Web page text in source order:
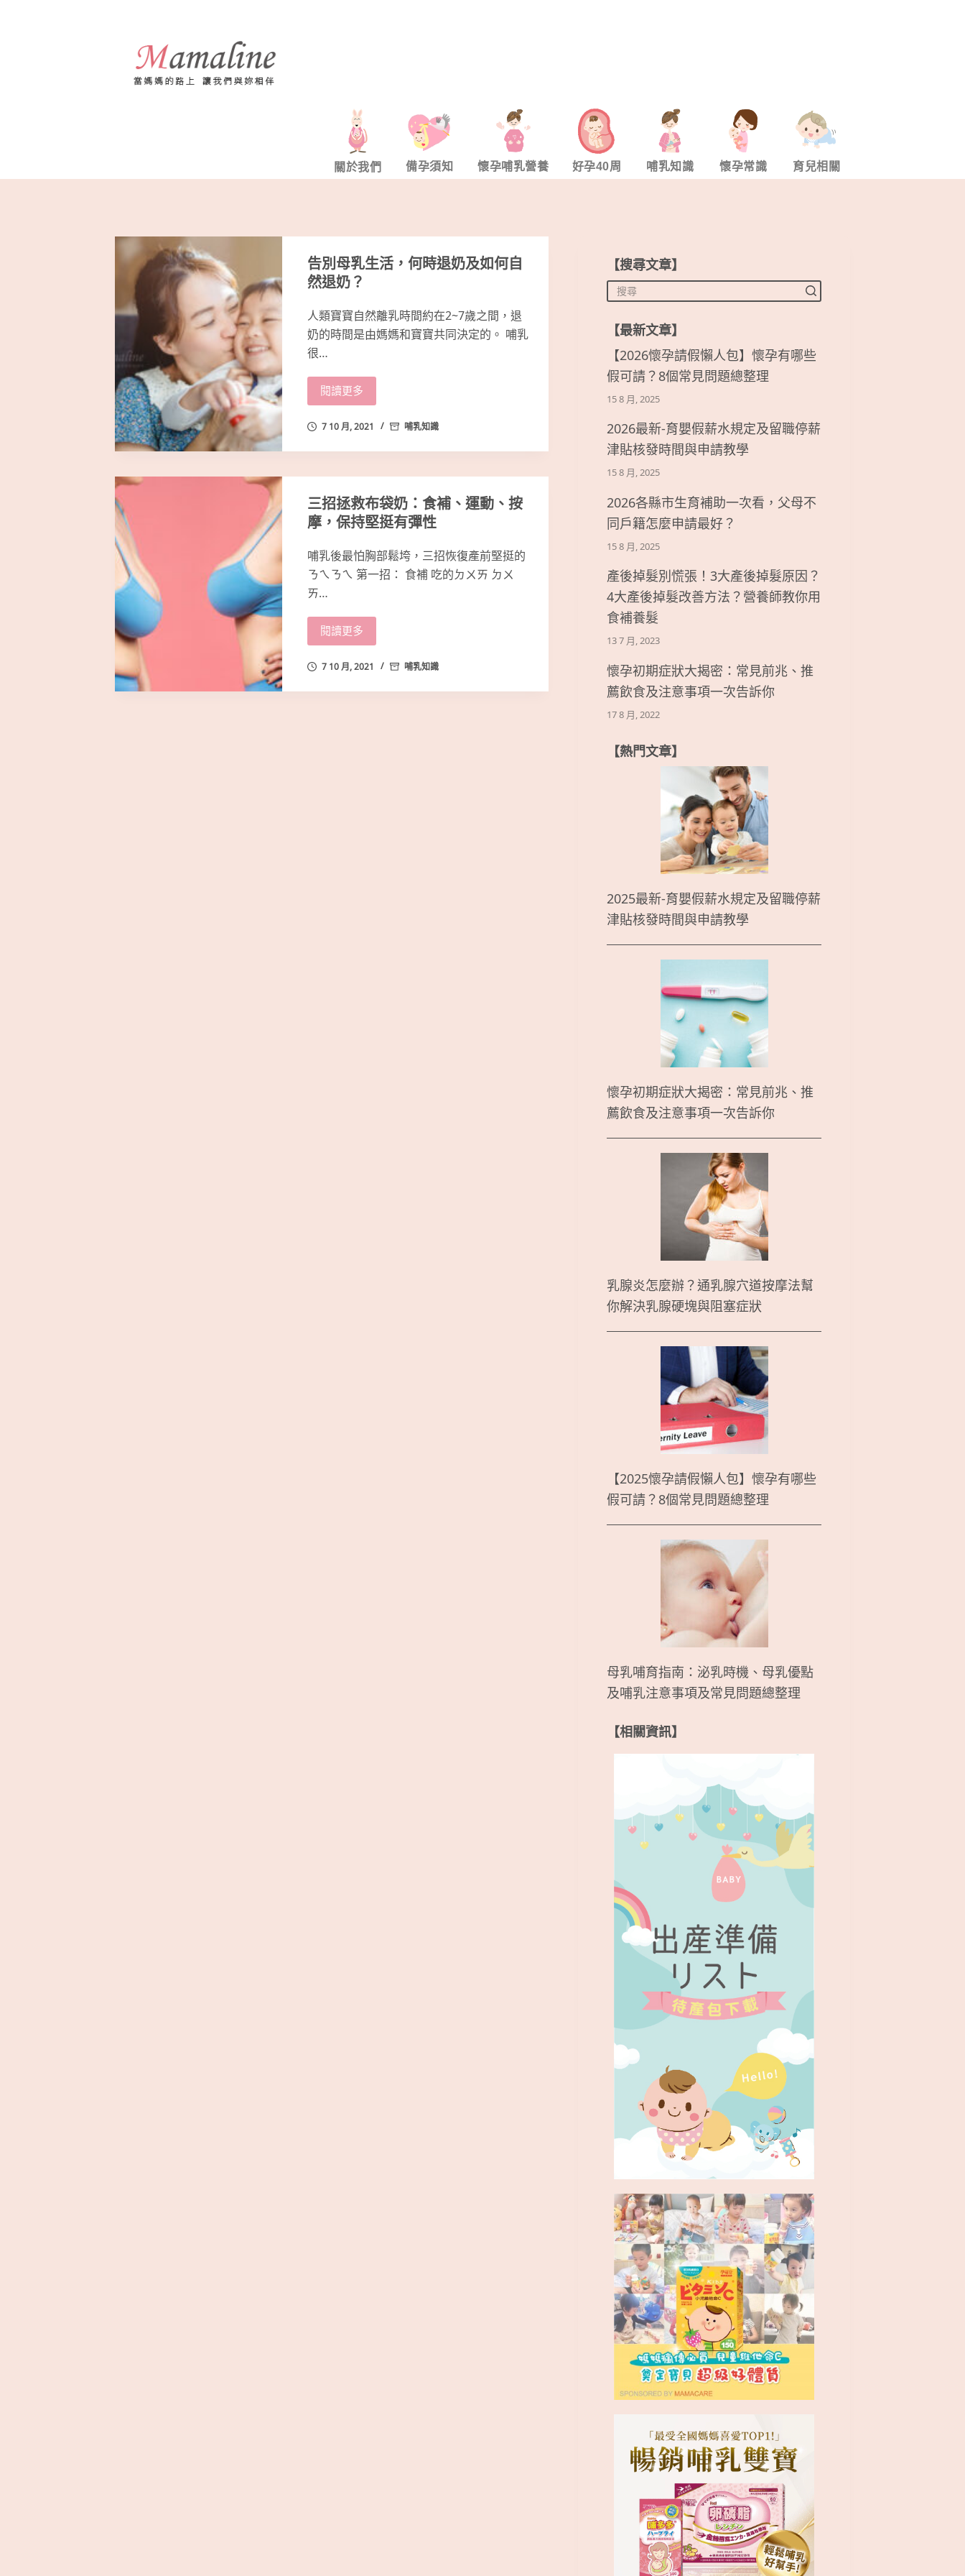
關於我們 備孕須知 懷孕哺乳營養 好孕40周 哺乳知識 懷孕常識 育兒相關
告別母乳生活，何時退奶及如何自
然退奶？
人類寶寶自然離乳時間約在2~7歲之間，退
奶的時間是由媽媽和寶寶共同決定的。 哺乳
很…
閱讀更多
7 10 月, 2021 哺乳知識
三招拯救布袋奶：食補、運動、按
摩，保持堅挺有彈性
哺乳後最怕胸部鬆垮，三招恢復產前堅挺的
ㄋㄟㄋㄟ 第一招： 食補 吃的ㄉㄨㄞ ㄉㄨ
ㄞ…
閱讀更多
7 10 月, 2021 哺乳知識
【搜尋文章】
【最新文章】
【2026懷孕請假懶人包】懷孕有哪些
假可請？8個常見問題總整理
15 8 月, 2025
2026最新-育嬰假薪水規定及留職停薪
津貼核發時間與申請教學
15 8 月, 2025
2026各縣市生育補助一次看，父母不
同戶籍怎麼申請最好？
15 8 月, 2025
產後掉髮別慌張！3大產後掉髮原因？
4大產後掉髮改善方法？營養師教你用
食補養髮
13 7 月, 2023
懷孕初期症狀大揭密：常見前兆、推
薦飲食及注意事項一次告訴你
17 8 月, 2022
【熱門文章】
2025最新-育嬰假薪水規定及留職停薪
津貼核發時間與申請教學
懷孕初期症狀大揭密：常見前兆、推
薦飲食及注意事項一次告訴你
乳腺炎怎麼辦？通乳腺穴道按摩法幫
你解決乳腺硬塊與阻塞症狀
【2025懷孕請假懶人包】懷孕有哪些
假可請？8個常見問題總整理
母乳哺育指南：泌乳時機、母乳優點
及哺乳注意事項及常見問題總整理
【相關資訊】